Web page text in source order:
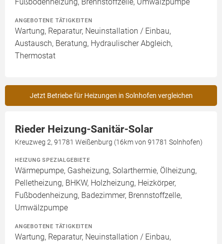
ANGEBOTENE TÄTIGKEITEN
Wartung, Reparatur, Neuinstallation / Einbau,
Austausch, Beratung, Hydraulischer Abgleich,
Thermostat
Jetzt Betriebe für Heizungen in Solnhofen vergleichen
Rieder Heizung-Sanitär-Solar
Kreuzweg 2, 91781 Weißenburg (16km von 91781 Solnhofen)
HEIZUNG SPEZIALGEBIETE
Wärmepumpe, Gasheizung, Solarthermie, Ölheizung,
Pelletheizung, BHKW, Holzheizung, Heizkörper,
Fußbodenheizung, Badezimmer, Brennstoffzelle,
Umwälzpumpe
ANGEBOTENE TÄTIGKEITEN
Wartung, Reparatur, Neuinstallation / Einbau,